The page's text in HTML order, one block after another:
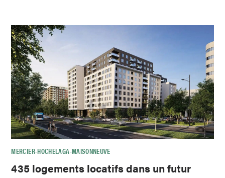
MERCIER-HOCHELAGA-MAISONNEUVE
435 logements locatifs dans un futur